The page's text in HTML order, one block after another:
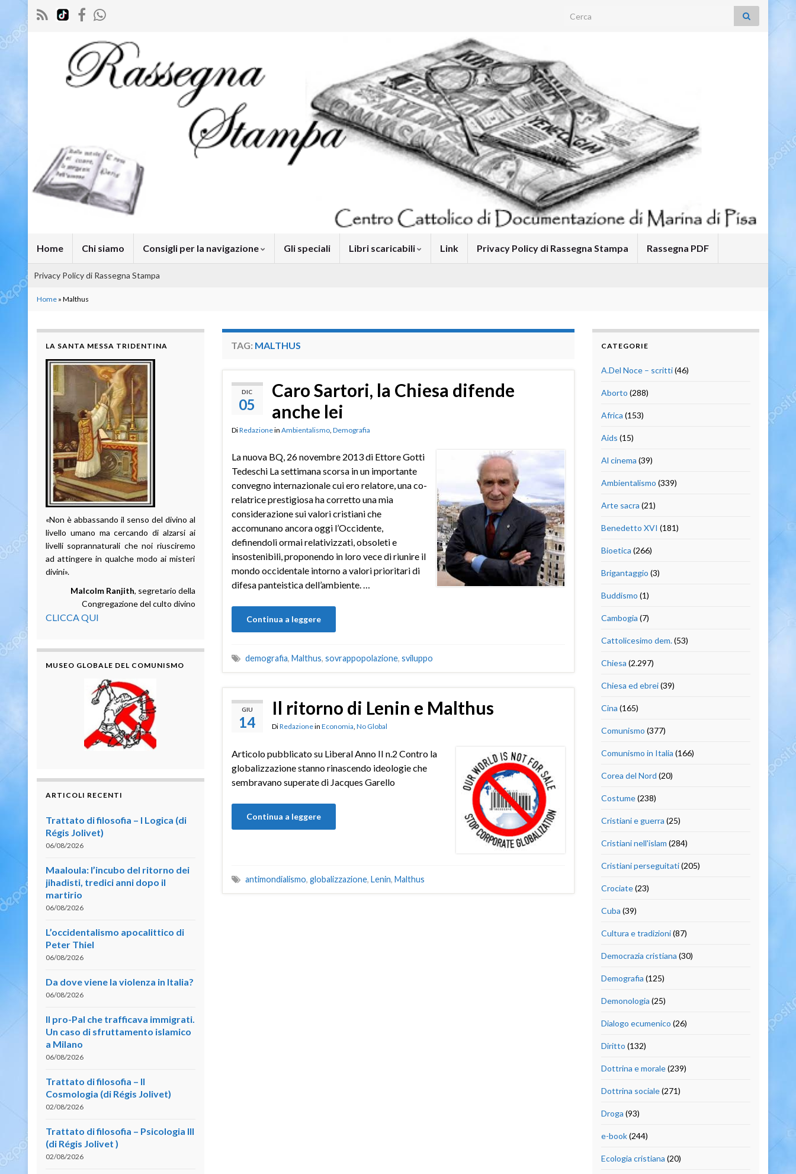
Search for:
Home Chi siamo Consigli per la navigazione Gli speciali Libri scaricabili Link Privacy Policy di Rassegna Stampa Rassegna PDF
Privacy Policy di Rassegna Stampa
Home » Malthus
TAG: MALTHUS
DIC
05
Caro Sartori, la Chiesa difende
anche lei
DiRedazionein Ambientalismo, Demografia
La nuova BQ, 26 novembre 2013 di Ettore Gotti
Tedeschi La settimana scorsa in un importante
convegno internazionale cui ero relatore, una co-
relatrice prestigiosa ha corretto una mia
considerazione sui valori cristiani che
accomunano ancora oggi l’Occidente,
definendoli ormai relativizzati, obsoleti e
insostenibili, proponendo in loro vece di riunire il
mondo occidentale intorno a valori prioritari di
difesa panteistica dell’ambiente. …
Continua a leggere
demografia, Malthus, sovrappopolazione, sviluppo
GIU
14
Il ritorno di Lenin e Malthus
DiRedazionein Economia No Global
Articolo pubblicato su Liberal Anno II n.2 Contro la
globalizzazione stanno rinascendo ideologie che
sembravano superate di Jacques Garello
Continua a leggere
antimondialismo, globalizzazione, Lenin, Malthus
LA SANTA MESSA TRIDENTINA
«Non è abbassando il senso del divino al
livello umano ma cercando di alzarsi ai
livelli soprannaturali che noi riusciremo
ad attingere in qualche modo ai misteri
divini».
Malcolm Ranjith, segretario della
Congregazione del culto divino
CLICCA QUI
MUSEO GLOBALE DEL COMUNISMO
ARTICOLI RECENTI
Trattato di filosofia – I Logica (di
Régis Jolivet)
06/08/2026
Maaloula: l’incubo del ritorno dei
jihadisti, tredici anni dopo il
martirio
06/08/2026
L’occidentalismo apocalittico di
Peter Thiel
06/08/2026
Da dove viene la violenza in Italia?
06/08/2026
Il pro-Pal che trafficava immigrati.
Un caso di sfruttamento islamico
a Milano
06/08/2026
Trattato di filosofia – II
Cosmologia (di Régis Jolivet)
02/08/2026
Trattato di filosofia – Psicologia III
(di Régis Jolivet )
02/08/2026
CATEGORIE
A.Del Noce – scritti(46)
Aborto (288)
Africa (153)
Aids (15)
Al cinema (39)
Ambientalismo (339)
Arte sacra (21)
Benedetto XVI (181)
Bioetica (266)
Brigantaggio (3)
Buddismo (1)
Cambogia (7)
Cattolicesimo dem.(53)
Chiesa (2.297)
Chiesa ed ebrei(39)
Cina (165)
Comunismo (377)
Comunismo in Italia (166)
Corea del Nord (20)
Costume(238)
Cristiani e guerra (25)
Cristiani nell'islam (284)
Cristiani perseguitati(205)
Crociate(23)
Cuba (39)
Cultura e tradizioni(87)
Democrazia cristiana (30)
Demografia (125)
Demonologia (25)
Dialogo ecumenico (26)
Diritto (132)
Dottrina e morale(239)
Dottrina sociale(271)
Droga (93)
e-book(244)
Ecologia cristiana (20)